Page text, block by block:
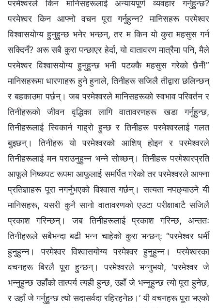
परमेश्‍वरले किन मानिसहरूलाई अन्यायपूर्ण व्यवहार गर्नुहुन्छ?
परमेश्‍वर किन आफ्नो वचन पूरा गर्नुहुन्‍न? मानिसहरू परमेश्‍वर
विश्‍वासयोग्य हुनुहुन्छ भनेर भन्छन्, तर म किन यो कुरा महसुस गर्न
सक्दिनँ? अरू सबै कुरा पन्छाएर हेर्दा, यो वातावरण मात्रैमा पनि, मैले
परमेश्‍वर विश्‍वासयोग्य हुनुहुन्छ भनी पटक्‍कै महसुस गरेको छैनँ!”
मानिसहरूमा धारणाहरू हुने हुनाले, तिनीहरू सजिलै तीद्वारा छलिन्छन्
र बहकाउमा पर्छन्। जब परमेश्‍वरले मानिसहरूको स्वभाव परिवर्तन र
तिनीहरूको जीवन वृद्धिका लागि वातावरणहरू खडा गर्नुहुन्छ,
तिनीहरूलाई स्विकार्न गाह्रो हुन्छ र तिनीहरू परमेश्‍वरलाई गलत
बुझ्छन्। तिनीहरू यो परमेश्‍वरको आशिष् होइन र परमेश्‍वरले
तिनीहरूलाई मन पराउनुहुन्‍न भन्‍ने सोच्छन्। तिनीहरू परमेश्‍वरप्रति
आफूले निष्कपट रूपमा आफूलाई समर्पित गरेको तर परमेश्‍वरले आफ्ना
प्रतिज्ञाहरू पूरा नगर्नुभएको विश्‍वास गर्छन्। सत्यता नपछ्याउने यी
मानिसहरू, यसरी कुनै सानो वातावरणको एउटा परीक्षाबाटै सजिलै
प्रकाश गरिन्छन्। जब तिनीहरूलाई प्रकाश गरिन्छ, अन्ततः
तिनीहरूले सबैभन्दा बढी भन्‍न चाहेको कुरा भन्छन्: “परमेश्‍वर धर्मी
हुनुहुन्‍न। परमेश्‍वर विश्‍वासयोग्य परमेश्‍वर हुनुहुन्न। परमेश्‍वरका
वचनहरू बिरलै पूरा हुन्छन्। परमेश्‍वरले भन्‍नुभयो, ‘परमेश्‍वर जे
भन्नुहुन्छ उहाँको तात्पर्य त्यही हुन्छ, उहाँ जे भन्‍नुहुन्छ त्यो पूरा हुनेछ,
र उहाँ जे गर्नुहुन्छ त्यो सदासर्वदा रहिरहनेछ।’ यी वचनहरू पूरा भएको